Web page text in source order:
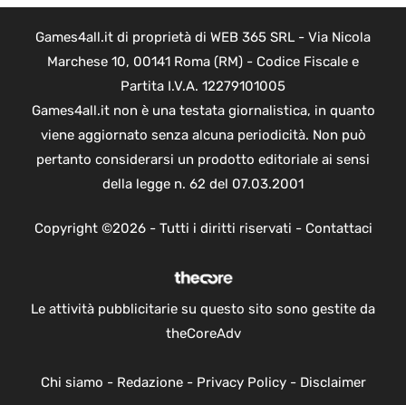
Games4all.it di proprietà di WEB 365 SRL - Via Nicola
Marchese 10, 00141 Roma (RM) - Codice Fiscale e
Partita I.V.A. 12279101005
Games4all.it non è una testata giornalistica, in quanto
viene aggiornato senza alcuna periodicità. Non può
pertanto considerarsi un prodotto editoriale ai sensi
della legge n. 62 del 07.03.2001
Copyright ©2026 - Tutti i diritti riservati - Contattaci
Le attività pubblicitarie su questo sito sono gestite da
theCoreAdv
Chi siamo - Redazione- Privacy Policy- Disclaimer